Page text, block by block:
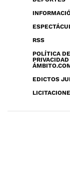
RSS
POLÍTICA DE
EDICTOS